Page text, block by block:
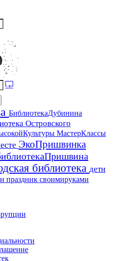
БиблиотекаДубинина
Островского
МастерКлассы
ЭкоПришвинка
библиотека дети
праздник своимируками